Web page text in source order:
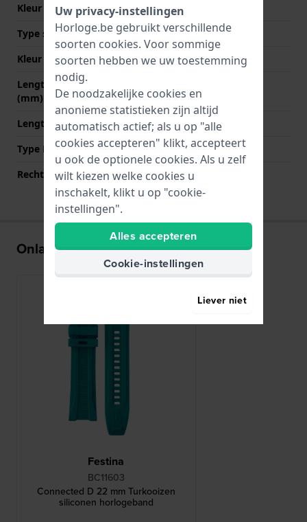
Kleur Band
Turquoise
Type sluiting
Gesp
Kleur sluiting
Zilver
Lengte band op 12 uur
(mm)
Lengte band op 6 uur (mm)
125 mm
Type Bevestiging
Bandpennen
Rechte aanzet
Ja
Onlangs bekeken
Festina
BC11603
Connected D 22 mm Turkooizen
siliconen horlogeband
Uw privacy-instellingen
Horloge.be gebruikt verschillende
soorten cookies. Voor sommige
soorten hebben we uw toestemming
nodig.
De noodzakelijke cookies en
anonieme statistieken zijn altijd
automatisch actief; als u op "alle
cookies accepteren" klikt, accepteert
u ook de optionele cookies. Als u zelf
wilt kiezen welke cookies u
inschakelt, klikt u op "cookie-
instellingen".
Alles accepteren
Cookie-instellingen
Liever niet